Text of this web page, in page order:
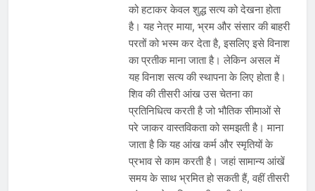
को हटाकर केवल शुद्ध सत्य को देखना होता
है। यह नेत्र माया, भ्रम और संसार की बाहरी
परतों को भस्म कर देता है, इसलिए इसे विनाश
का प्रतीक माना जाता है। लेकिन असल में
यह विनाश सत्य की स्थापना के लिए होता है।
शिव की तीसरी आंख उस चेतना का
प्रतिनिधित्व करती है जो भौतिक सीमाओं से
परे जाकर वास्तविकता को समझती है। माना
जाता है कि यह आंख कर्म और स्मृतियों के
प्रभाव से काम करती है। जहां सामान्य आंखें
समय के साथ भ्रमित हो सकती हैं, वहीं तीसरी